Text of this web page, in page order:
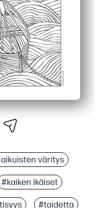
väritys
#kaiken ikäiset
#taidetta